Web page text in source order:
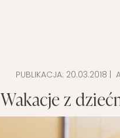
PUBLIKACJA: 20.03.2018 |
Wakacje z